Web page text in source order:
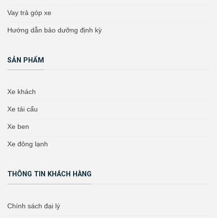
Vay trả góp xe
Hướng dẫn bảo dưỡng định kỳ
SẢN PHẨM
Xe khách
Xe tải cẩu
Xe ben
Xe đông lạnh
THÔNG TIN KHÁCH HÀNG
Chính sách đại lý